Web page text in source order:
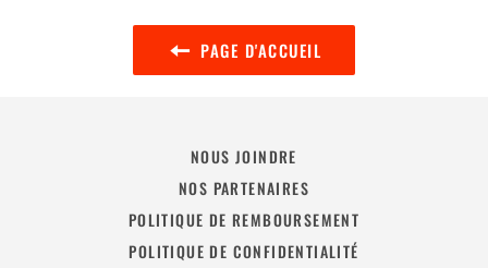
PAGE D'ACCUEIL
NOUS JOINDRE
NOS PARTENAIRES
POLITIQUE DE REMBOURSEMENT
POLITIQUE DE CONFIDENTIALITÉ